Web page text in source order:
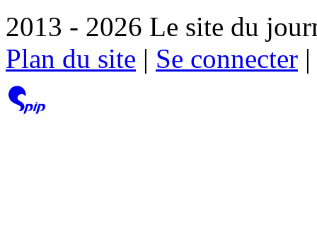
2013 - 2026 Le site du
Plan du site | Se connecter |